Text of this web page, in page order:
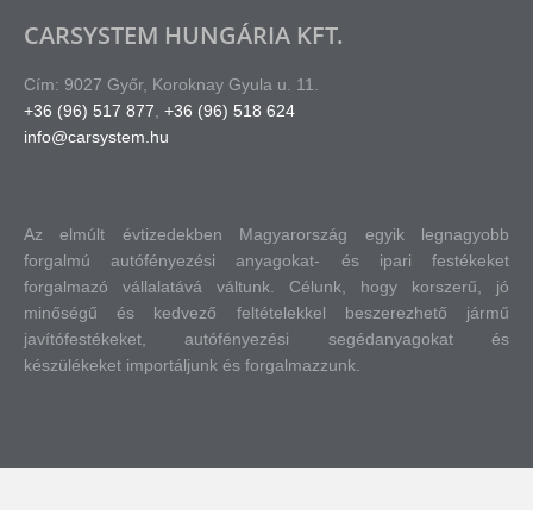
CARSYSTEM HUNGÁRIA KFT.
Cím: 9027 Győr, Koroknay Gyula u. 11.
+36 (96) 517 877 +36 (96) 518 624
info@carsystem.hu
Az elmúlt évtizedekben Magyarország egyik legnagyobb
forgalmú autófényezési anyagokat- és ipari festékeket
forgalmazó vállalatává váltunk. Célunk, hogy korszerű, jó
minőségű és kedvező feltételekkel beszerezhető jármű
javítófestékeket, autófényezési segédanyagokat és
készülékeket importáljunk és forgalmazzunk.